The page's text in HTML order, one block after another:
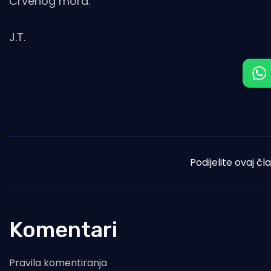
J.T.
Podijelite ovaj
Komentari
Pravila komentiranja